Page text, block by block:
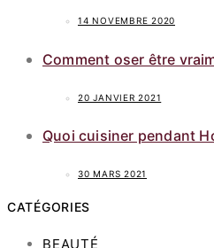
14 NOVEMBRE 2020
Comment oser être
20 JANVIER 2021
Quoi cuisiner pendant
30 MARS 2021
CATÉGORIES
BEAUTÉ